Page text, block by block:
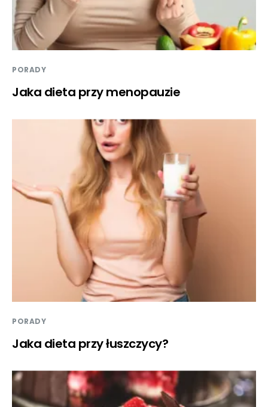
PORADY
Jaka dieta przy menopauzie
PORADY
Jaka dieta przy łuszczycy?